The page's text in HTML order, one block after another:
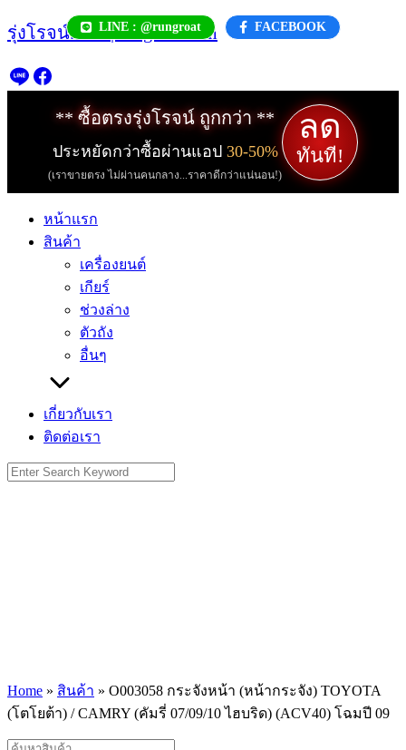
Skip
to
LINE : @rungroat FACEBOOK
รุ่งโรจน์.com | rungroat.com
** ซื้อตรงรุ่งโรจน์ ถูกกว่า **
ประหยัดกว่าซื้อผ่านแอป 30-50%
(เราขายตรง ไม่ผ่านคนกลาง...ราคาดีกว่าแน่นอน!)
ลด
ทันที!
หน้าแรก
สินค้า
เครื่องยนต์
เกียร์
ช่วงล่าง
ตัวถัง
อื่นๆ
เกี่ยวกับเรา
ติดต่อเรา
Search
for:
Home » สินค้า » O003058 กระจังหน้า (หน้ากระจัง) TOYOTA
(โตโยต้า) / CAMRY (คัมรี่ 07/09/10 ไฮบริด) (ACV40) โฉมปี 09
Products